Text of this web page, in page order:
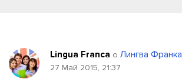
Lingua Franca о Лингва Франка
27 Май 2015, 21:37